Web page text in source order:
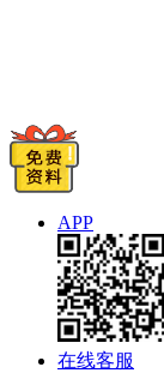
APP
在线客服